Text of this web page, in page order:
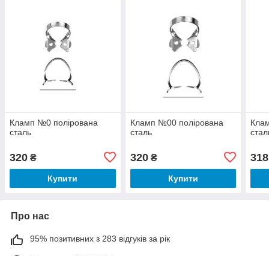
Кламп №0 полірована
сталь
320 ₴
Купити
Кламп №00 полірована
сталь
320₴
Купити
318
Про нас
95% позитивних з 283 відгуків за рік